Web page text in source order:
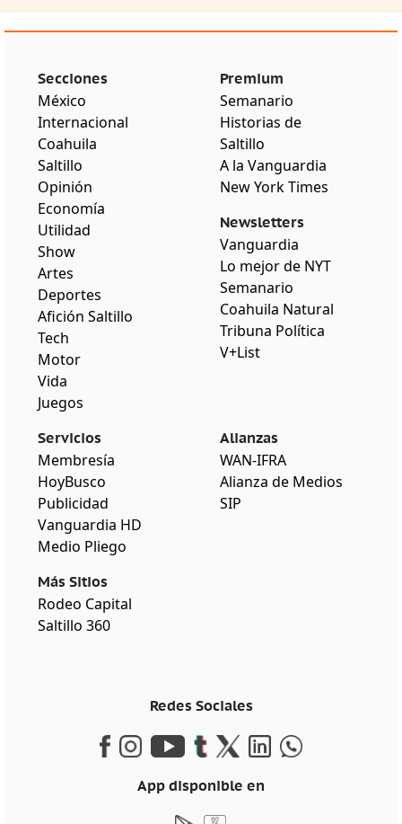
Secciones
México
Internacional
Coahuila
Saltillo
Opinión
Economía
Utilidad
Show
Artes
Deportes
Afición Saltillo
Tech
Motor
Vida
Juegos
Premium
Semanario
Historias de
Saltillo
A la Vanguardia
New York Times
Newsletters
Vanguardia
Lo mejor de NYT
Semanario
Coahuila Natural
Tribuna Política
V+List
Servicios
Membresía
HoyBusco
Publicidad
Vanguardia HD
Medio Pliego
Más Sitios
Rodeo Capital
Saltillo 360
Alianzas
WAN-IFRA
Alianza de Medios
SIP
Redes Sociales
App disponible en